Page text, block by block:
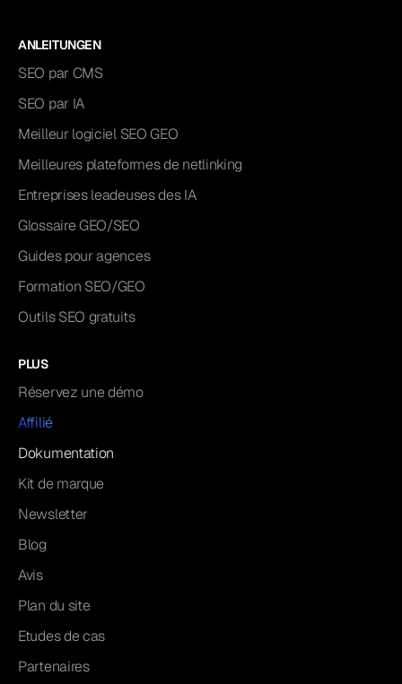
ANLEITUNGEN
SEO par CMS
SEO par IA
Meilleur logiciel SEO GEO
Meilleures plateformes de netlinking
Entreprises leadeuses des IA
Glossaire GEO/SEO
Guides pour agences
Formation SEO/GEO
Outils SEO gratuits
PLUS
Réservez une démo
Affilié
Dokumentation
Kit de marque
Newsletter
Blog
Avis
Plan du site
Etudes de cas
Partenaires